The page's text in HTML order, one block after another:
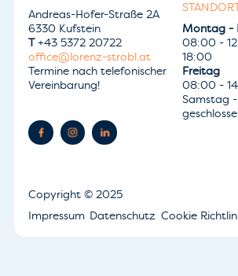
Andreas-Hofer-Straße 2A
6330 Kufstein
T+43 5372 20722
office@lorenz-strobl.at
Termine nach telefonischer
Vereinbarung!
Montag -
08:00 -
18:00
Freitag
08:00 -
Samstag
Copyright © 2025
Impressum Datenschutz Cookie